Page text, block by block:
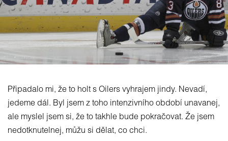
Připadalo mi, že to holt s Oilers vyhrajem jindy. Nevadí,
jedeme dál. Byl jsem z toho intenzivního období unavanej,
ale myslel jsem si, že to takhle bude pokračovat. Že jsem
nedotknutelnej, můžu si dělat, co chci.